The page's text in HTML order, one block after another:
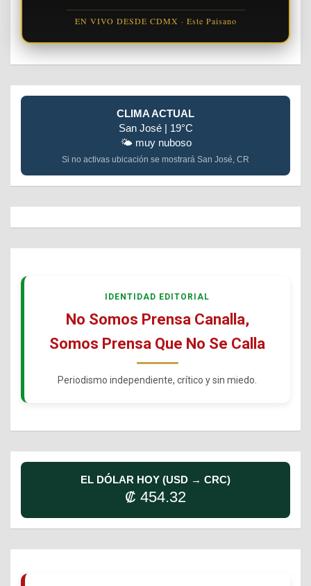
EN VIVO DESDE CDMX · Este Paisano
CLIMA ACTUAL
San José | 19°C
🌤️ muy nuboso
Si no activas ubicación se mostrará San José, CR
IDENTIDAD EDITORIAL
No Somos Prensa Canalla,
Somos Prensa Que No Se Calla
Periodismo independiente, crítico y sin miedo.
EL DÓLAR HOY (USD → CRC)
₡ 454.32